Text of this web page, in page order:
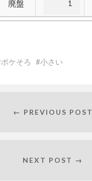
廃盤
ポケそろ 小さい
← PREVIOUS POST
NEXT POST →